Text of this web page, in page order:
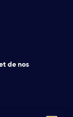
de nos